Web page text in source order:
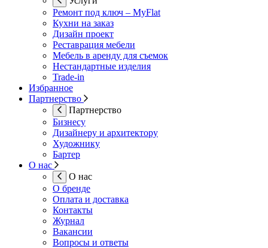
Ремонт под ключ – MyFlat
Кухни на заказ
Дизайн проект
Реставрация мебели
Мебель в аренду для съемок
Нестандартные изделия
Trade-in
Избранное
Партнерство
Партнерство
Бизнесу
Дизайнеру и архитектору
Художнику
Бартер
О нас
О нас
О бренде
Оплата и доставка
Контакты
Журнал
Вакансии
Вопросы и ответы